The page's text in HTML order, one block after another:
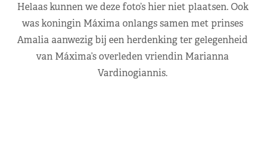
Helaas kunnen we deze foto’s hier niet plaatsen. Ook
was koningin Máxima onlangs samen met prinses
Amalia aanwezig bij een herdenking ter gelegenheid
van Máxima’s overleden vriendin Marianna
Vardinogiannis.